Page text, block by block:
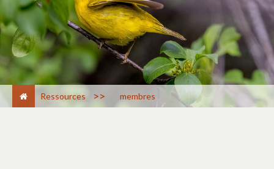
Ressources > membres